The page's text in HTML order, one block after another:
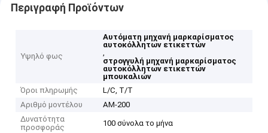
Περιγραφή Προϊόντων
Υψηλό φως
Αυτόματη μηχανή μαρκαρίσματος
αυτοκόλλητων ετικεττών
,
στρογγυλή μηχανή μαρκαρίσματος
αυτοκόλλητων ετικεττών
μπουκαλιών
Όροι πληρωμής
L/C, T/T
Αριθμό μοντέλου
ΑΜ-200
Δυνατότητα
προσφοράς
100 σύνολα το μήνα